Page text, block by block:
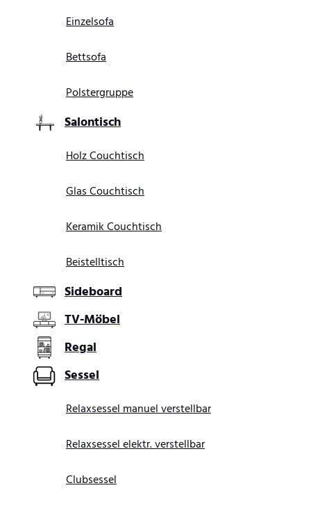
Einzelsofa
Bettsofa
Polstergruppe
Salontisch
Holz Couchtisch
Glas Couchtisch
Keramik Couchtisch
Beistelltisch
Sideboard
TV-Möbel
Regal
Sessel
Relaxsessel manuel verstellbar
Relaxsessel elektr. verstellbar
Clubsessel